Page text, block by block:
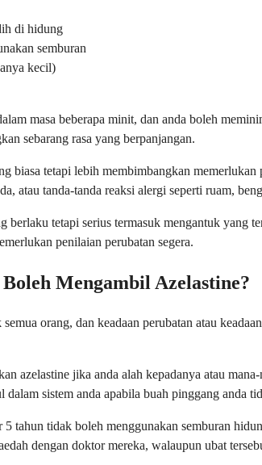
di hidung
semburan
kecil)
masa beberapa minit, dan anda boleh
sebarang rasa yang berpanjangan.
biasa tetapi lebih membimbangkan
atau tanda-tanda reaksi alergi seperti ruam,
berlaku tetapi serius termasuk mengantuk
penilaian perubatan segera.
Mengambil Azelastine?
orang, dan keadaan perubatan atau
azelastine jika anda alah kepadanya atau
dalam sistem anda apabila buah pinggang anda
tahun tidak boleh menggunakan semburan
dengan doktor mereka, walaupun ubat